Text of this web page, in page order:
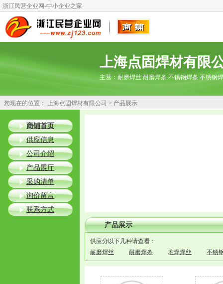
浙江民营企业网-中小企业之家
上海点固焊材有限
主营： 耐磨焊丝 耐磨焊条 不锈钢焊条 不锈钢
您现在的位置： 上海点固焊材有限公司 > 产品展示
产品展示
供应分以下几种请查看：
耐磨焊丝
耐磨焊条 堆焊焊丝 不锈
商铺首页
供应信息
公司介绍
产品展厅
采购清单
询价留言
联系方式